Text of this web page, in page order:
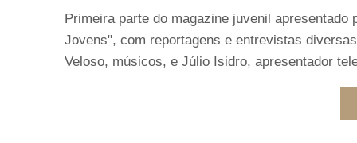
Primeira parte do magazine juvenil
Jovens", com reportagens e entrevistas
Veloso, músicos, e Júlio Isidro, apresentador